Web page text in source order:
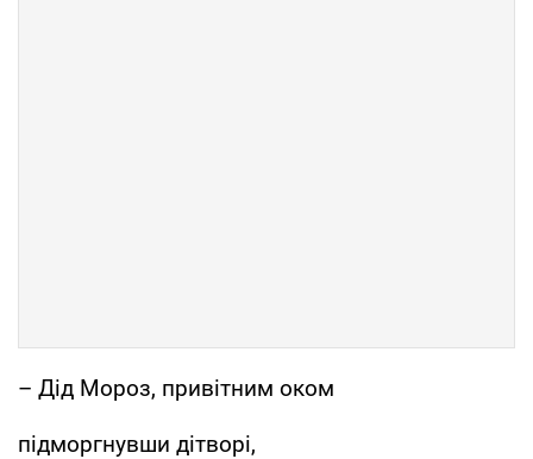
– Дід Мороз, привітним оком
підморгнувши дітворі,